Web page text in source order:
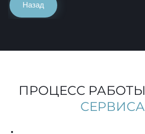
Назад
ПРОЦЕСС РАБОТЫ
СЕРВИСА